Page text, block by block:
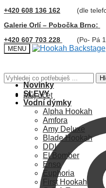
+420 608 136 162
(dle
Galerie Orlí – Pobočka Brno:
+420 607 703 228
(Po- Pá
MENU
Hledat:
Můj účet
Novinky
SLEVY
Vodní dýmky
Alpha Hookah
Amfora
Amy Deluxe
Blade Hookah
DDI
El Bomber
Enso
Euphoria
First Hookah